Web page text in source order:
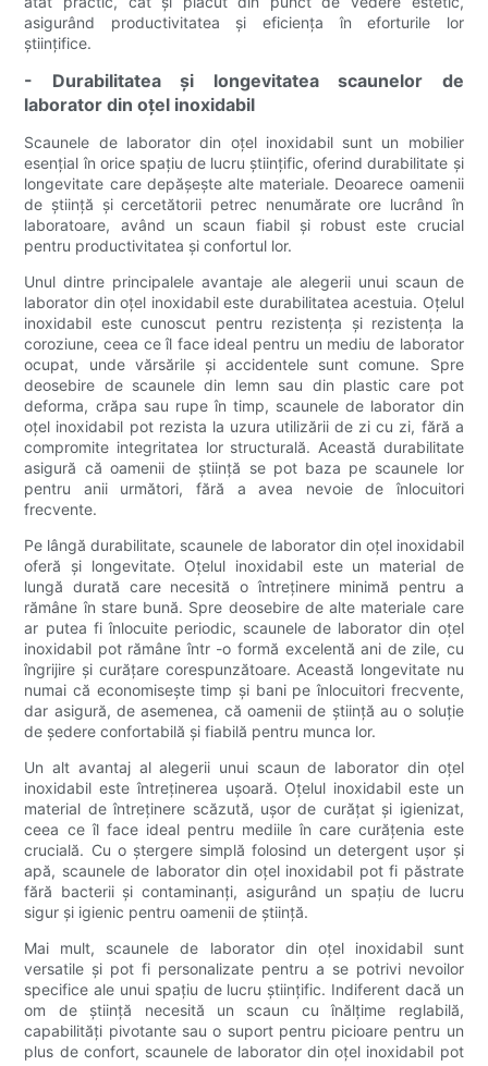
asigurând productivitatea și eficiența în eforturile lor
științifice.
- Durabilitatea și longevitatea scaunelor de
laborator din oțel inoxidabil
Scaunele de laborator din oțel inoxidabil sunt un mobilier
esențial în orice spațiu de lucru științific, oferind durabilitate și
longevitate care depășește alte materiale. Deoarece oamenii
de știință și cercetătorii petrec nenumărate ore lucrând în
laboratoare, având un scaun fiabil și robust este crucial
pentru productivitatea și confortul lor.
Unul dintre principalele avantaje ale alegerii unui scaun de
laborator din oțel inoxidabil este durabilitatea acestuia. Oțelul
inoxidabil este cunoscut pentru rezistența și rezistența la
coroziune, ceea ce îl face ideal pentru un mediu de laborator
ocupat, unde vărsările și accidentele sunt comune. Spre
deosebire de scaunele din lemn sau din plastic care pot
deforma, crăpa sau rupe în timp, scaunele de laborator din
oțel inoxidabil pot rezista la uzura utilizării de zi cu zi, fără a
compromite integritatea lor structurală. Această durabilitate
asigură că oamenii de știință se pot baza pe scaunele lor
pentru anii următori, fără a avea nevoie de înlocuitori
frecvente.
Pe lângă durabilitate, scaunele de laborator din oțel inoxidabil
oferă și longevitate. Oțelul inoxidabil este un material de
lungă durată care necesită o întreținere minimă pentru a
rămâne în stare bună. Spre deosebire de alte materiale care
ar putea fi înlocuite periodic, scaunele de laborator din oțel
inoxidabil pot rămâne într -o formă excelentă ani de zile, cu
îngrijire și curățare corespunzătoare. Această longevitate nu
numai că economisește timp și bani pe înlocuitori frecvente,
dar asigură, de asemenea, că oamenii de știință au o soluție
de ședere confortabilă și fiabilă pentru munca lor.
Un alt avantaj al alegerii unui scaun de laborator din oțel
inoxidabil este întreținerea ușoară. Oțelul inoxidabil este un
material de întreținere scăzută, ușor de curățat și igienizat,
ceea ce îl face ideal pentru mediile în care curățenia este
crucială. Cu o ștergere simplă folosind un detergent ușor și
apă, scaunele de laborator din oțel inoxidabil pot fi păstrate
fără bacterii și contaminanți, asigurând un spațiu de lucru
sigur și igienic pentru oamenii de știință.
Mai mult, scaunele de laborator din oțel inoxidabil sunt
versatile și pot fi personalizate pentru a se potrivi nevoilor
specifice ale unui spațiu de lucru științific. Indiferent dacă un
om de știință necesită un scaun cu înălțime reglabilă,
capabilități pivotante sau o suport pentru picioare pentru un
plus de confort, scaunele de laborator din oțel inoxidabil pot